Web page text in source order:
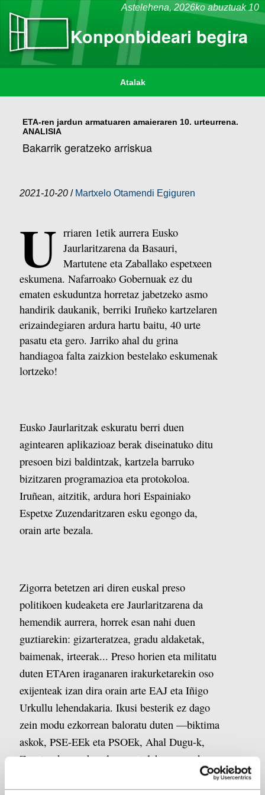
Astelehena, 2026ko abuztuak 10
Konponbideari begira
Atalak
ETA-ren jardun armatuaren amaieraren 10. urteurrena.
ANALISIA
Bakarrik geratzeko arriskua
2021-10-20/ Martxelo Otamendi Egiguren
U
rriaren 1etik aurrera Eusko
Jaurlaritzarena da Basauri,
Martutene eta Zaballako espetxeen
eskumena. Nafarroako Gobernuak ez du
ematen eskuduntza horretaz jabetzeko asmo
handirik daukanik, berriki Iruñeko kartzelaren
erizaindegiaren ardura hartu baitu, 40 urte
pasatu eta gero. Jarriko ahal du grina
handiagoa falta zaizkion bestelako eskumenak
lortzeko!
Eusko Jaurlaritzak eskuratu berri duen
agintearen aplikazioaz berak diseinatuko ditu
presoen bizi baldintzak, kartzela barruko
bizitzaren programazioa eta protokoloa.
Iruñean, aitzitik, ardura hori Espainiako
Espetxe Zuzendaritzaren esku egongo da,
orain arte bezala.
Zigorra betetzen ari diren euskal preso
politikoen kudeaketa ere Jaurlaritzarena da
hemendik aurrera, horrek esan nahi duen
guztiarekin: gizarteratzea, gradu aldaketak,
baimenak, irteerak... Preso horien eta militatu
duten ETAren iraganaren irakurketarekin oso
exijenteak izan dira orain arte EAJ eta Iñigo
Urkullu lehendakaria. Ikusi besterik ez dago
zein modu ezkorrean baloratu duten —biktima
askok, PSE-EEk eta PSOEk, Ahal Dugu-k,
Zapaterok... ez bezala—; astelehenean ezker
independentistak egin zuen adierazpena. «Ez